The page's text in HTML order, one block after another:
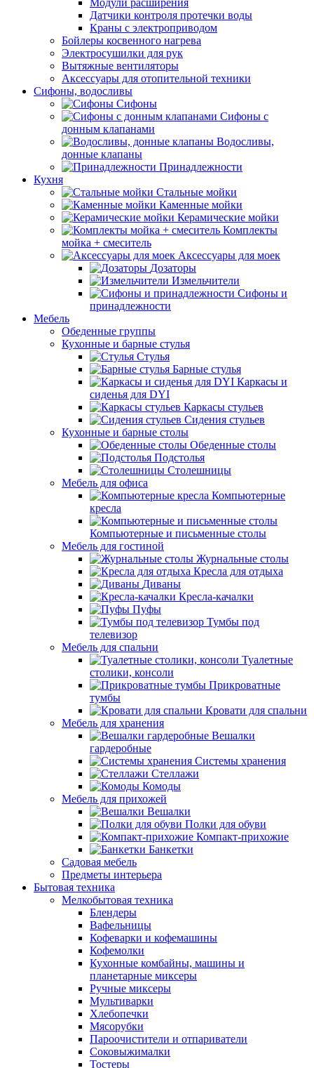
Модули расширения
Датчики контроля протечки воды
Краны с электроприводом
Бойлеры косвенного нагрева
Электросушилки для рук
Вытяжные вентиляторы
Аксессуары для отопительной техники
Сифоны, водосливы
Сифоны
Сифоны с
донным клапанами
Водосливы,
донные клапаны
Принадлежности
Кухня
Стальные мойки
Каменные мойки
Керамические мойки
Комплекты
мойка + смеситель
Аксессуары для моек
Дозаторы
Измельчители
Сифоны и
принадлежности
Мебель
Обеденные группы
Кухонные и барные стулья
Стулья
Барные стулья
Каркасы и
сиденья для DYI
Каркасы стульев
Сидения стульев
Кухонные и барные столы
Обеденные столы
Подстолья
Столешницы
Мебель для офиса
Компьютерные
кресла
Компьютерные и письменные столы
Мебель для гостиной
Журнальные столы
Кресла для отдыха
Диваны
Кресла-качалки
Пуфы
Тумбы под
телевизор
Мебель для спальни
Туалетные
столики, консоли
Прикроватные
тумбы
Кровати для спальни
Мебель для хранения
Вешалки
гардеробные
Системы хранения
Стеллажи
Комоды
Мебель для прихожей
Вешалки
Полки для обуви
Компакт-прихожие
Банкетки
Садовая мебель
Предметы интерьера
Бытовая техника
Мелкобытовая техника
Блендеры
Вафельницы
Кофеварки и кофемашины
Кофемолки
Кухонные комбайны, машины и
планетарные миксеры
Ручные миксеры
Мультиварки
Хлебопечки
Мясорубки
Пароочистители и отпариватели
Соковыжималки
Тостеры